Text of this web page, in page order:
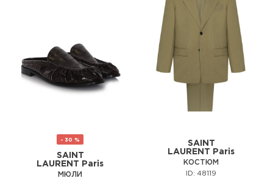
- 30 %
SAINT
LAURENT Paris
МЮЛИ
SAINT
LAURENT Paris
КОСТЮМ
ID: 48119